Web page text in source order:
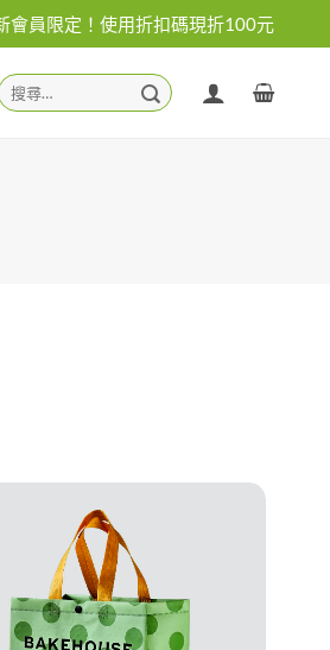
會員限定！使用折扣碼現折100元
尋